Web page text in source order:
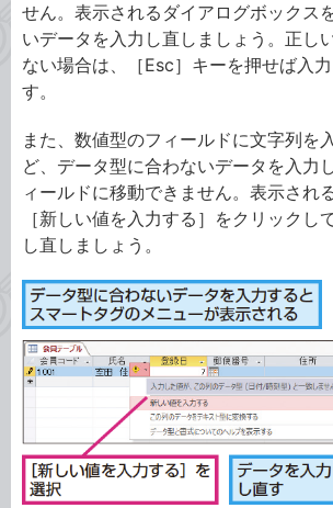
せん。表示されるダイアログボックス
いデータを入力し直しましょう。正し
ない場合は、［Esc］キーを押せば入
す。
また、数値型のフィールドに文字列を
ど、データ型に合わないデータを入力
ィールドに移動できません。表示され
［新しい値を入力する］をクリックし
し直しましょう。